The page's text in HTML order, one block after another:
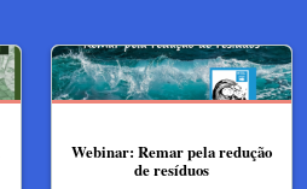
Webinar: Remar pela redução
de resíduos